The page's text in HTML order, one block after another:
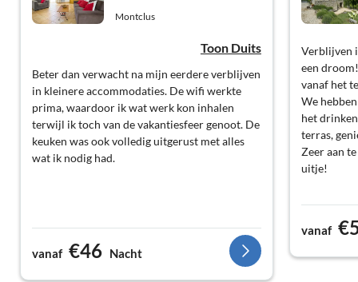
Montclus
Toon Duits
Beter dan verwacht na mijn eerdere verblijven
in kleinere accommodaties. De wifi werkte
prima, waardoor ik wat werk kon inhalen
terwijl ik toch van de vakantiesfeer genoot. De
keuken was ook volledig uitgerust met alles
wat ik nodig had.
vanaf €46 Nacht
Verblijven
een
vanaf het
We
het
terras,
Zeer aan
uitje!
vanaf